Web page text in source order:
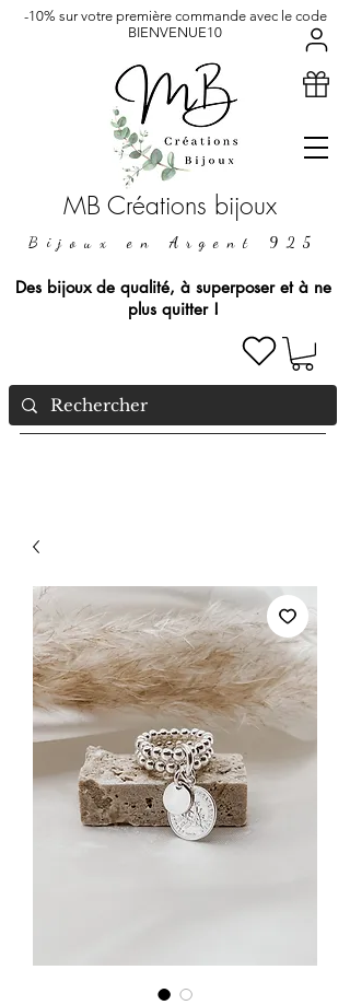
MB Créations bijoux
Bijoux en Argent 925
Des bijoux de qualité, à superposer et à ne
plus quitter !
-10% sur votre première commande avec le code
BIENVENUE10